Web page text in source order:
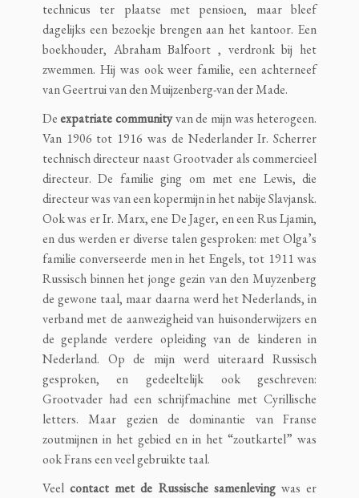
technicus ter plaatse met pensioen, maar bleef
dagelijks een bezoekje brengen aan het kantoor. Een
boekhouder, Abraham Balfoort , verdronk bij het
zwemmen. Hij was ook weer familie, een achterneef
van Geertrui van den Muijzenberg-van der Made.
Deexpatriatecommunityvan de mijn was heterogeen.
Van 1906 tot 1916 was de Nederlander Ir. Scherrer
technisch directeur naast Grootvader als commercieel
directeur. De familie ging om met ene Lewis, die
directeur was van een kopermijn in het nabije Slavjansk.
Ook was er Ir. Marx, ene De Jager, en een Rus Ljamin,
en dus werden er diverse talen gesproken: met Olga’s
familie converseerde men in het Engels, tot 1911 was
Russisch binnen het jonge gezin van den Muyzenberg
de gewone taal, maar daarna werd het Nederlands, in
verband met de aanwezigheid van huisonderwijzers en
de geplande verdere opleiding van de kinderen in
Nederland. Op de mijn werd uiteraard Russisch
gesproken, en gedeeltelijk ook geschreven:
Grootvader had een schrijfmachine met Cyrillische
letters. Maar gezien de dominantie van Franse
zoutmijnen in het gebied en in het “zoutkartel” was
ook Frans een veel gebruikte taal.
Veel contact met de Russische samenlevingwas er